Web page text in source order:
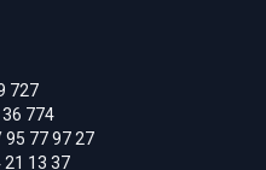
727
774
95 77 97 27
21 13 37